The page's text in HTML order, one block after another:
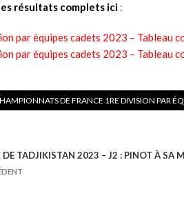
résultats complets ici :
par équipes cadets 2023 – Tableau
par équipes cadets 2023 – Tableau
DE FRANCE 1RE DIVISION PAR
DE TADJIKISTAN 2023 – J2 : PINOT À SA